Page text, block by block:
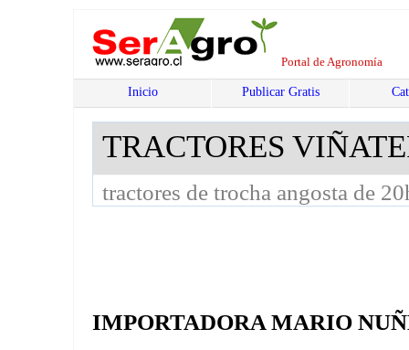
Portal de Agronomía
Inicio Publicar Gratis
TRACTORES
tractores de trocha angosta de
IMPORTADORA MARIO